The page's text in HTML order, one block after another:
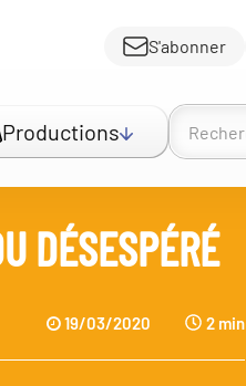
S'abonner
Productions
DÉSESPÉRÉ
19/03/2020 2 min